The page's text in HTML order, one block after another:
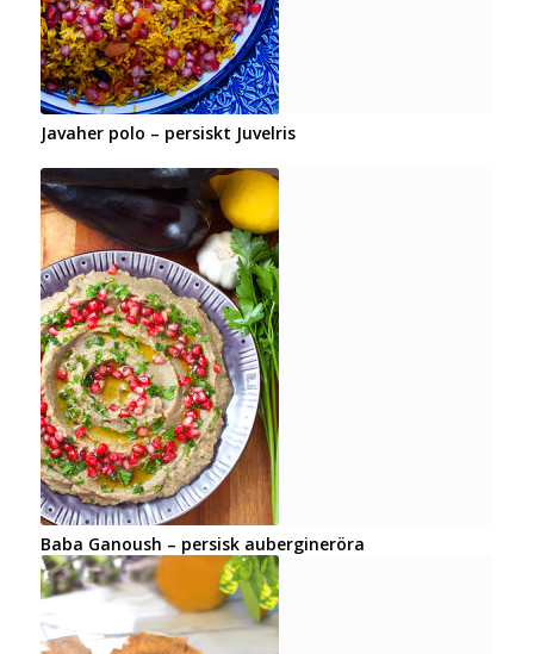
Javaher polo – persiskt Juvelris
Baba Ganoush – persisk aubergineröra